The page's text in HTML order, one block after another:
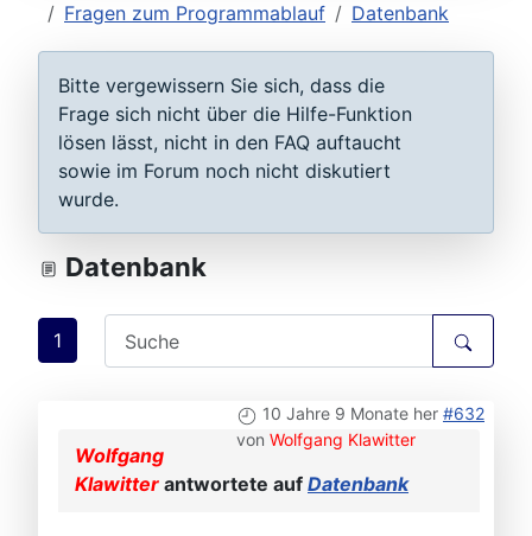
Fragen zum Programmablauf
Datenbank
Bitte vergewissern Sie sich, dass die
Frage sich nicht über die Hilfe-Funktion
lösen lässt, nicht in den FAQ auftaucht
sowie im Forum noch nicht diskutiert
wurde.
Datenbank
1
10 Jahre 9 Monate her #632
von Wolfgang Klawitter
Wolfgang
Klawitter antwortete auf Datenbank